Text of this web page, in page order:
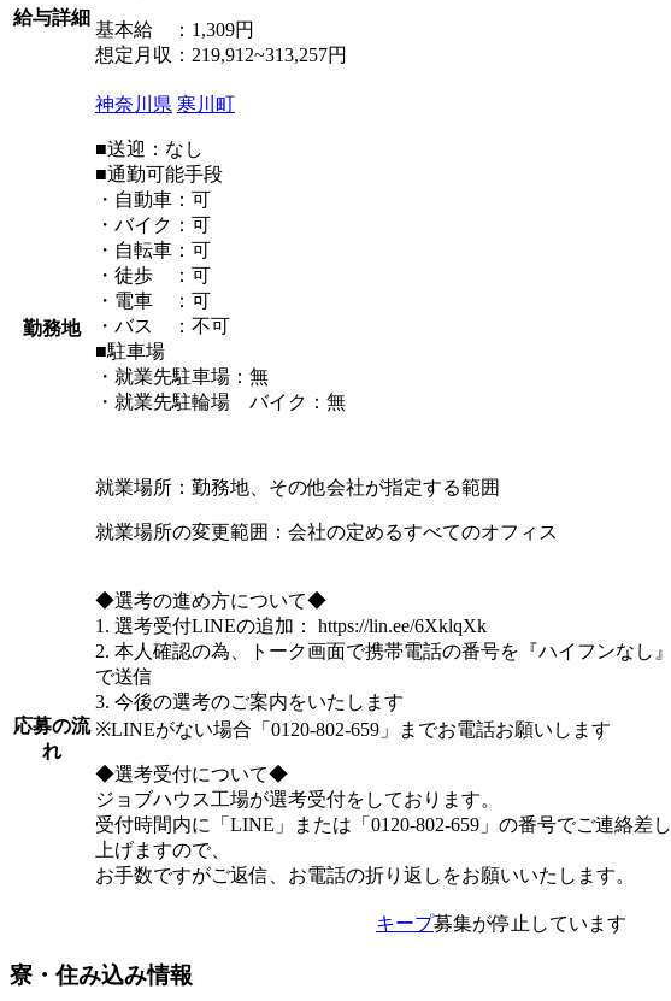
給与詳細
基本給 ：1,309円
想定月収：219,912~313,257円
勤務地
神奈川県 寒川町
■送迎：なし
■通勤可能手段
・自動車：可
・バイク：可
・自転車：可
・徒歩 ：可
・電車 ：可
・バス ：不可
■駐車場
・就業先駐車場：無
・就業先駐輪場 バイク：無
就業場所：勤務地、その他会社が指定する範囲
就業場所の変更範囲：会社の定めるすべてのオフィス
応募の流
れ
◆選考の進め方について◆
1. 選考受付LINEの追加： https://lin.ee/6XklqXk
2. 本人確認の為、トーク画面で携帯電話の番号を『ハイフンなし』
で送信
3. 今後の選考のご案内をいたします
※LINEがない場合「0120-802-659」までお電話お願いします
◆選考受付について◆
ジョブハウス工場が選考受付をしております。
受付時間内に「LINE」または「0120-802-659」の番号でご連絡差し
上げますので、
お手数ですがご返信、お電話の折り返しをお願いいたします。
キープ募集が停止しています
寮・住み込み情報